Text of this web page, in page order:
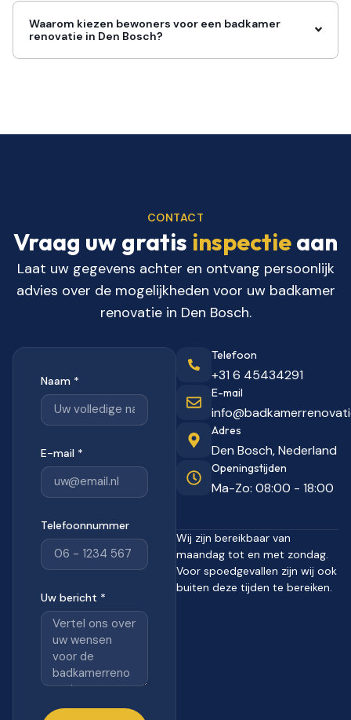
Waarom kiezen bewoners voor een badkamer
renovatie in Den Bosch?
CONTACT
Vraag uw gratis inspectieaan
Laat uw gegevens achter en ontvang persoonlijk
advies over de mogelijkheden voor uw badkamer
renovatie in Den Bosch.
Naam *
E-mail *
Telefoonnummer
Uw bericht *
Telefoon
+31 6 45434291
E-mail
Adres
Den Bosch, Nederland
Openingstijden
Ma-Zo: 08:00 - 18:00
Wij zijn bereikbaar van
maandag tot en met zondag.
Voor spoedgevallen zijn wij ook
buiten deze tijden te bereiken.